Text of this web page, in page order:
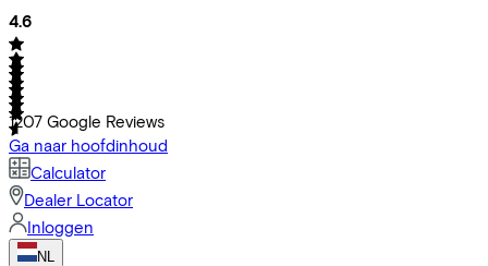
4.6
1207 Google Reviews
Ga naar hoofdinhoud
Calculator
Dealer Locator
Inloggen
NL